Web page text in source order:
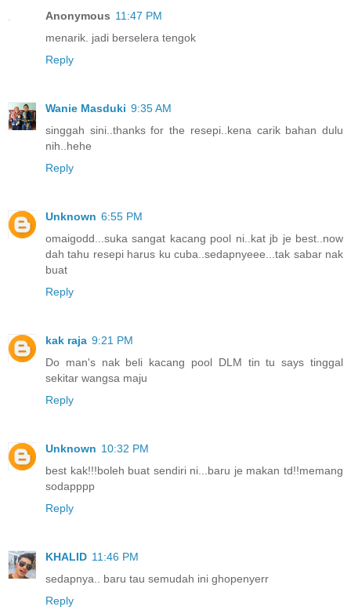
Anonymous 11:47 PM
menarik. jadi berselera tengok
Reply
Wanie Masduki 9:35 AM
singgah sini..thanks for the resepi..kena carik bahan dulu
nih..hehe
Reply
Unknown 6:55 PM
omaigodd...suka sangat kacang pool ni..kat jb je best..now
dah tahu resepi harus ku cuba..sedapnyeee...tak sabar nak
buat
Reply
kak raja 9:21 PM
Do man's nak beli kacang pool DLM tin tu says tinggal
sekitar wangsa maju
Reply
Unknown 10:32 PM
best kak!!!boleh buat sendiri ni...baru je makan td!!memang
sodapppp
Reply
KHALID 11:46 PM
sedapnya.. baru tau semudah ini ghopenyerr
Reply